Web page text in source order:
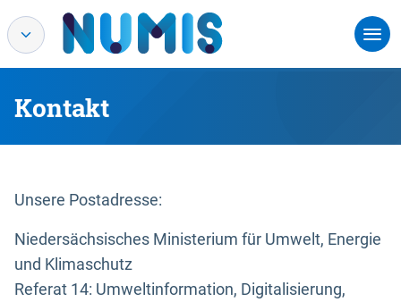
Kontakt
Unsere Postadresse:
Niedersächsisches Ministerium für Umwelt, Energie
und Klimaschutz
Referat 14: Umweltinformation, Digitalisierung,